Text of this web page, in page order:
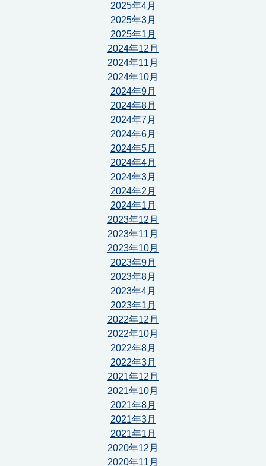
2025年4月
2025年3月
2025年1月
2024年12月
2024年11月
2024年10月
2024年9月
2024年8月
2024年7月
2024年6月
2024年5月
2024年4月
2024年3月
2024年2月
2024年1月
2023年12月
2023年11月
2023年10月
2023年9月
2023年8月
2023年4月
2023年1月
2022年12月
2022年10月
2022年8月
2022年3月
2021年12月
2021年10月
2021年8月
2021年3月
2021年1月
2020年12月
2020年11月